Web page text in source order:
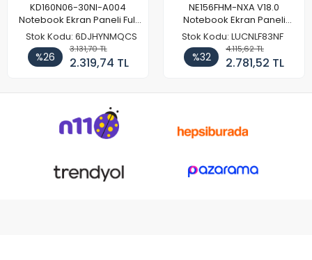
KD160N06-30NI-A004
Notebook Ekran Paneli Full
HD
Stok Kodu: 6DJHYNMQCS
%26
3.131,70 TL
2.319,74 TL
NE156FHM-NXA V18.0
Notebook Ekran Paneli
144Hz
Stok Kodu: LUCNLF83NF
%32
4.115,62 TL
2.781,52 TL